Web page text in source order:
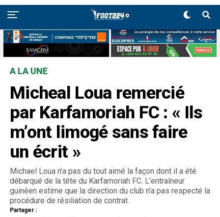
A LA UNE
Micheal Loua remercié
par Karfamoriah FC : « Ils
m’ont limogé sans faire
un écrit »
Michael Loua n’a pas du tout aimé la façon dont il a été
débarqué de la tête du Karfamoriah FC. L’entraîneur
guinéen estime que la direction du club n’a pas respecté la
procédure de résiliation de contrat.
Partager :